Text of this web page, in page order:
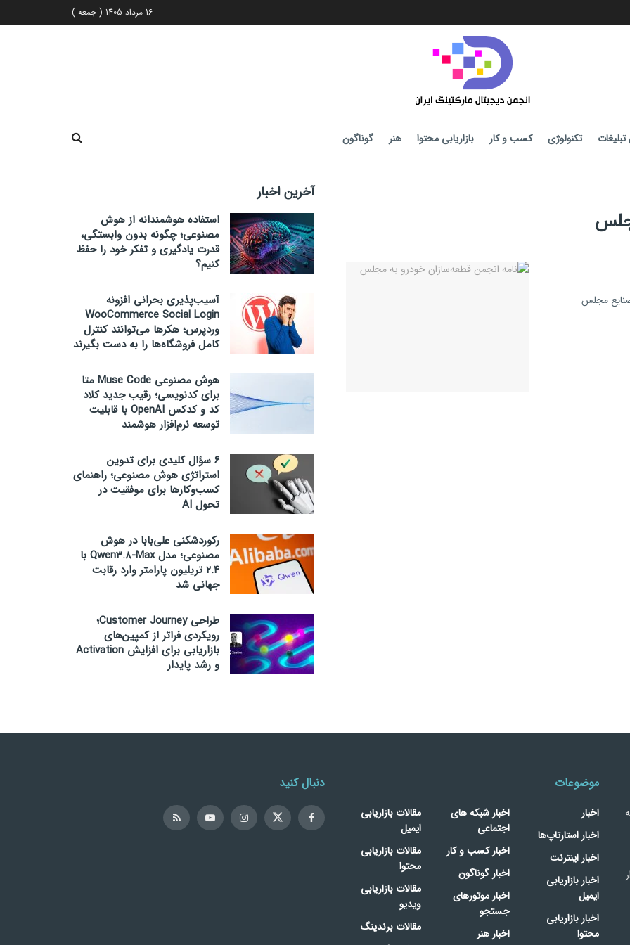
16 مرداد 1405 ( جمعه )
تکنولوژی کسب و کار بازاریابی محتوا هنر گوناگون
مجلس
آخرین اخبار
استفاده هوشمندانه از هوش
مصنوعی؛ چگونه بدون وابستگی،
قدرت یادگیری و تفکر خود را حفظ
کنیم؟
آسیب‌پذیری بحرانی افزونه
WooCommerce Social Login
وردپرس؛ هکرها می‌توانند کنترل
کامل فروشگاه‌ها را به دست بگیرند
هوش مصنوعی Muse Code متا
برای کدنویسی؛ رقیب جدید کلاد
کد و کدکس OpenAI با قابلیت
توسعه نرم‌افزار هوشمند
۶ سؤال کلیدی برای تدوین
استراتژی هوش مصنوعی؛ راهنمای
کسب‌وکارها برای موفقیت در
تحول AI
رکوردشکنی علی‌بابا در هوش
مصنوعی؛ مدل Qwen3.8-Max با
۲.۴ تریلیون پارامتر وارد رقابت
جهانی شد
طراحی Customer Journey؛
رویکردی فراتر از کمپین‌های
بازاریابی برای افزایش Activation
و رشد پایدار
موضوعات
اخبار
اخبار استارتاپ‌ها
اخبار اینترنت
اخبار بازاریابی
ایمیل
اخبار بازاریابی
محتوا
اخبار شبکه های
اجتماعی
اخبار کسب و کار
اخبار گوناگون
اخبار موتورهای
جستجو
اخبار هنر
مقالات بازاریابی
ایمیل
مقالات بازاریابی
محتوا
مقالات بازاریابی
ویدیو
مقالات برندینگ
دنبال کنید